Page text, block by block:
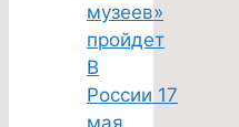
музеев»
пройдет
В
России 17